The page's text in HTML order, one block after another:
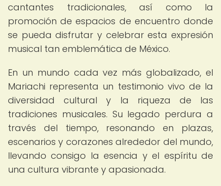
cantantes tradicionales, así como la
promoción de espacios de encuentro donde
se pueda disfrutar y celebrar esta expresión
musical tan emblemática de México.
En un mundo cada vez más globalizado, el
Mariachi representa un testimonio vivo de la
diversidad cultural y la riqueza de las
tradiciones musicales. Su legado perdura a
través del tiempo, resonando en plazas,
escenarios y corazones alrededor del mundo,
llevando consigo la esencia y el espíritu de
una cultura vibrante y apasionada.